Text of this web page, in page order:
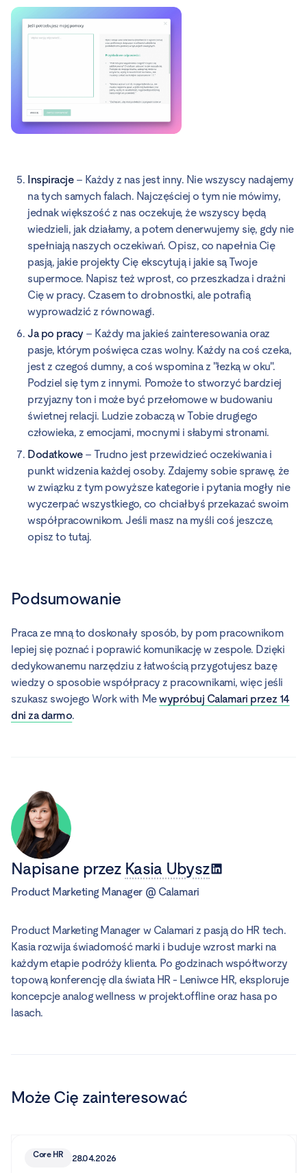
Inspiracje– Każdy z nas jest inny. Nie wszyscy nadajemy
na tych samych falach. Najczęściej o tym nie mówimy,
jednak większość z nas oczekuje, że wszyscy będą
wiedzieli, jak działamy, a potem denerwujemy się, gdy nie
spełniają naszych oczekiwań. Opisz, co napełnia Cię
pasją, jakie projekty Cię ekscytują i jakie są Twoje
supermoce. Napisz też wprost, co przeszkadza i drażni
Cię w pracy. Czasem to drobnostki, ale potrafią
wyprowadzić z równowagi.
Ja po pracy – Każdy ma jakieś zainteresowania oraz
pasje, którym poświęca czas wolny. Każdy na coś czeka,
jest z czegoś dumny, a coś wspomina z "łezką w oku".
Podziel się tym z innymi. Pomoże to stworzyć bardziej
przyjazny ton i może być przełomowe w budowaniu
świetnej relacji. Ludzie zobaczą w Tobie drugiego
człowieka, z emocjami, mocnymi i słabymi stronami.
Dodatkowe– Trudno jest przewidzieć oczekiwania i
punkt widzenia każdej osoby. Zdajemy sobie sprawę, że
w związku z tym powyższe kategorie i pytania mogły nie
wyczerpać wszystkiego, co chciałbyś przekazać swoim
współpracownikom. Jeśli masz na myśli coś jeszcze,
opisz to tutaj.
Podsumowanie
Praca ze mną to doskonały sposób, by pom pracownikom
lepiej się poznać i poprawić komunikację w zespole. Dzięki
dedykowanemu narzędziu z łatwością przygotujesz bazę
wiedzy o sposobie współpracy z pracownikami, więc jeśli
szukasz swojego Work with Mewypróbuj Calamari przez 14
dni za darmo.
Napisane przez Kasia Ubysz
Product Marketing Manager @ Calamari
Product Marketing Manager w Calamari z pasją do HR tech.
Kasia rozwija świadomość marki i buduje wzrost marki na
każdym etapie podróży klienta. Po godzinach współtworzy
topową konferencję dla świata HR - Leniwce HR, eksploruje
koncepcje analog wellness w projekt.offline oraz hasa po
lasach.
Może Cię zainteresować
Core HR 28.04.2026